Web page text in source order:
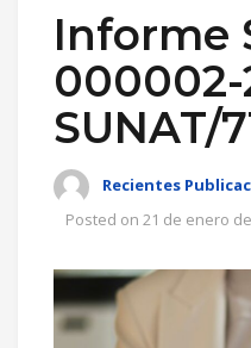
Informe
000002-
SUNAT/
Recientes
Posted on 21 de enero